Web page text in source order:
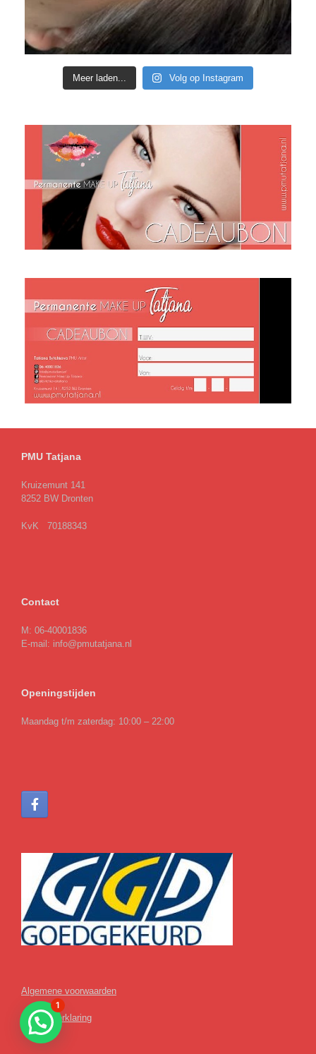
Meer laden... Volg op Instagram
PMU Tatjana
Kruizemunt 141
8252 BW Dronten
KvK 70188343
Contact
M: 06-40001836
E-mail: info@pmutatjana.nl
Openingstijden
Maandag t/m zaterdag: 10:00 – 22:00
Algemene voorwaarden
Privacyverklaring
1